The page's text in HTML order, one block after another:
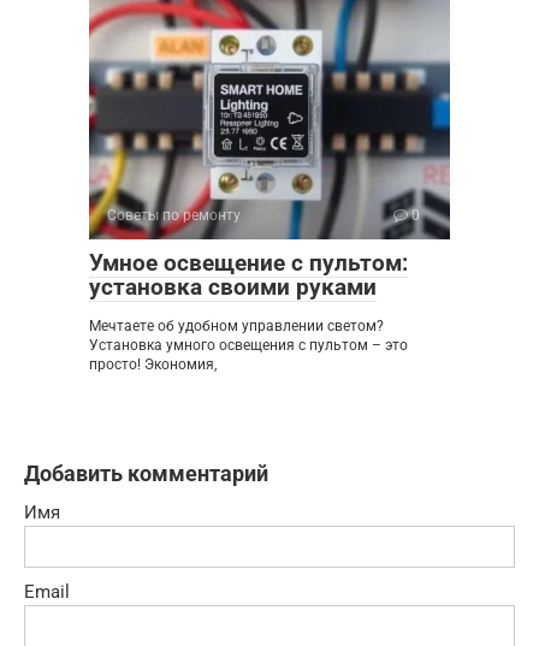
Советы по ремонту 0
Умное освещение с пультом:
установка своими руками
Мечтаете об удобном управлении светом?
Установка умного освещения с пультом – это
просто! Экономия,
Добавить комментарий
Имя
Email